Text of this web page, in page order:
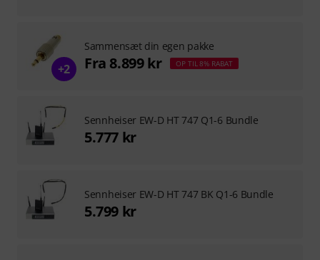
+2
Sammensæt din egen pakke
Fra 8.899 kr OP TIL 8% RABAT
Sennheiser EW-D HT 747 Q1-6 Bundle
5.777 kr
Sennheiser EW-D HT 747 BK Q1-6 Bundle
5.799 kr